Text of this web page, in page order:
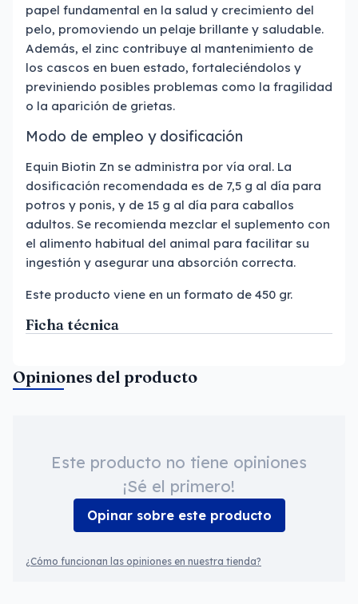
papel fundamental en la salud y crecimiento del
pelo, promoviendo un pelaje brillante y saludable.
Además, el zinc contribuye al mantenimiento de
los cascos en buen estado, fortaleciéndolos y
previniendo posibles problemas como la fragilidad
o la aparición de grietas.
Modo de empleo y dosificación
Equin Biotin Zn se administra por vía oral. La
dosificación recomendada es de 7,5 g al día para
potros y ponis, y de 15 g al día para caballos
adultos. Se recomienda mezclar el suplemento con
el alimento habitual del animal para facilitar su
ingestión y asegurar una absorción correcta.
Este producto viene en un formato de 450 gr.
Ficha técnica
Opiniones del producto
Este producto no tiene opiniones
¡Sé el primero!
Opinar sobre este producto
¿Cómo funcionan las opiniones en nuestra tienda?